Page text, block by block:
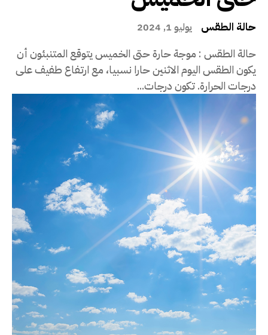
حالة الطقس يوليو 1, 2024
حالة الطقس : موجة حارة حتى الخميس يتوقع المتنبئون أن
يكون الطقس اليوم الاثنين حارا نسبيا، مع ارتفاع طفيف على
درجات الحرارة. تكون درجات...